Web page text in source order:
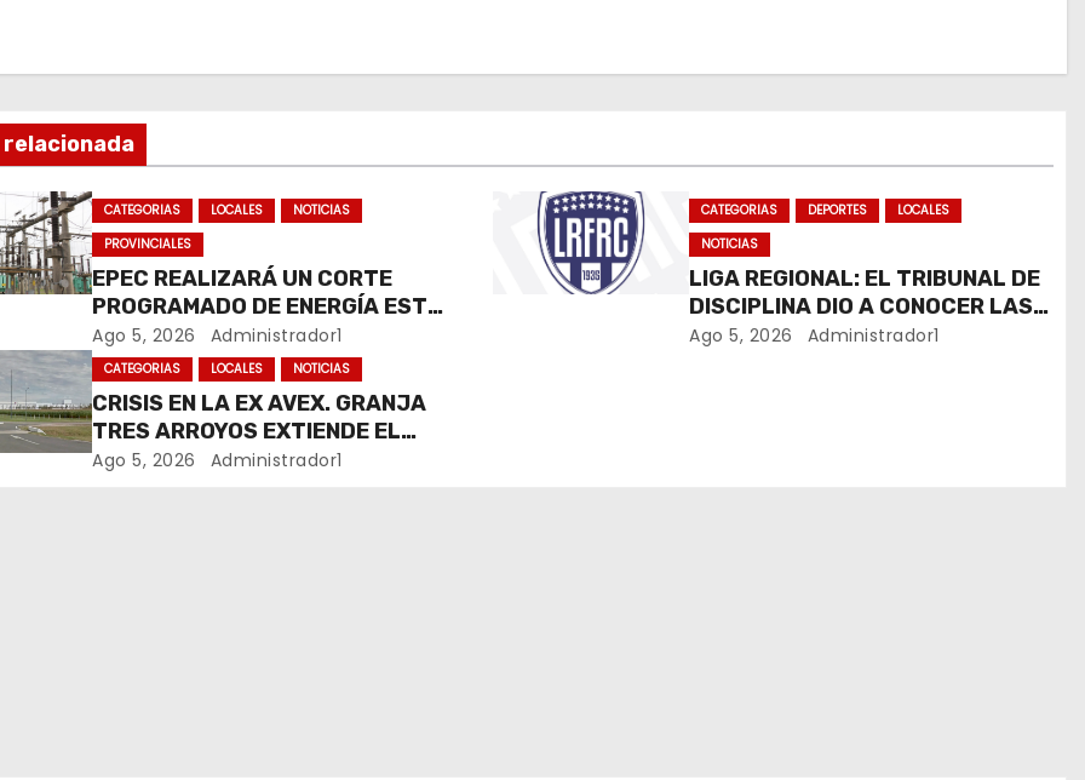
CATEGORIAS LOCALES
NOTICIAS
PROVINCIALES
EPEC REALIZARÁ UN CORTE
PROGRAMADO DE ENERGÍA ESTE
JUEVES EN RÍO CUARTO
Ago 5, 2026 Administrador1
CATEGORIAS DEPORTES
LOCALES
NOTICIAS
LIGA REGIONAL: EL TRIBUNAL DE
DISCIPLINA DIO A CONOCER LAS
SANCIONES DEL BOLETÍN OFICIAL
Ago 5, 2026 Administrador1
CATEGORIAS LOCALES NOTICIAS
CRISIS EN LA EX AVEX. GRANJA
TRES ARROYOS EXTIENDE EL
CIERRE DE LA PLANTA DE AVEX
Ago 5, 2026 Administrador1